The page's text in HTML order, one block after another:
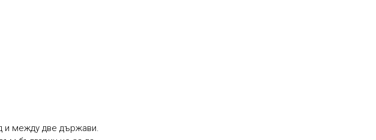
и между две държави.